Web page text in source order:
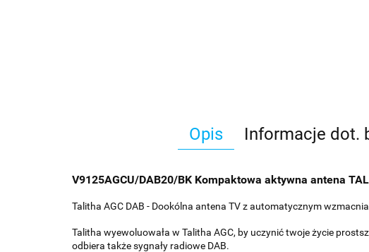
Opis Informacje dot.
V9125AGCU/DAB20/BK Kompaktowa aktywna antena
Talitha AGC DAB - Dookólna antena TV z automatycznym
Talitha wyewoluowała w Talitha AGC, by uczynić twoje życie
odbiera także sygnały radiowe DAB.